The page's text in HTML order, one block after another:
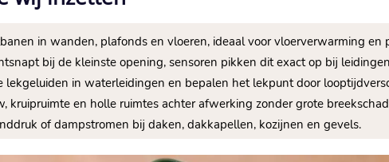
in wanden, plafonds en vloeren, ideaal voor vloerverwarming en
bij de kleinste opening, sensoren pikken dit exact op bij
lekgeluiden in waterleidingen en bepalen het lekpunt door
kruipruimte en holle ruimtes achter afwerking zonder grote
of dampstromen bij daken, dakkapellen, kozijnen en gevels.​